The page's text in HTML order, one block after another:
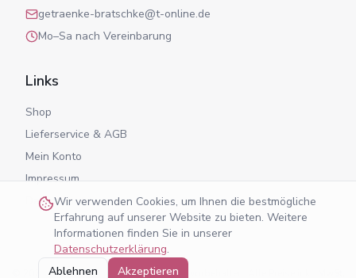
Wir verwenden Cookies, um Ihnen die bestmögliche
Erfahrung auf unserer Website zu bieten. Weitere
Informationen finden Sie in unserer
Datenschutzerklärung.
Ablehnen
Akzeptieren
getraenke-bratschke@t-online.de
Mo–Sa nach Vereinbarung
Links
Shop
Lieferservice & AGB
Mein Konto
Impressum
Datenschutz
Getränke Bratschke. Alle Rechte vorbehalten. Alle Preise inkl. MwSt.